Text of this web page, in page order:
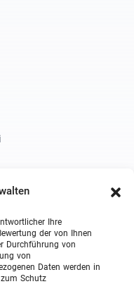
Ihre
der von Ihnen
Durchführung von
von
Daten werden in
Schutz